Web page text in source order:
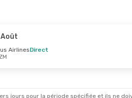
Août
AirlinesDirect
jours pour la période spécifiée et ils ne